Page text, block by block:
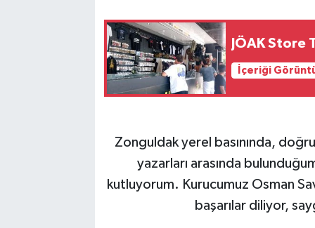
JÖAK Store
İçeriği
Zonguldak yerel basınında,
yazarları arasında
kutluyorum. Kurucumuz Osman
başarılar diliyor,